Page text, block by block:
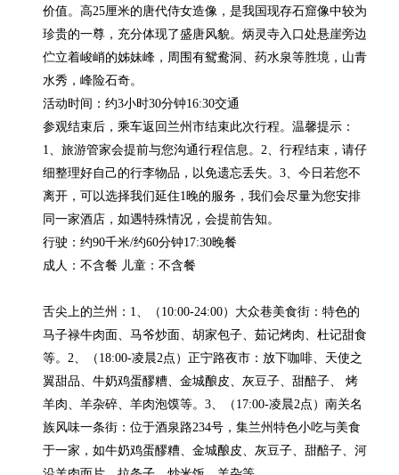
价值。高25厘米的唐代侍女造像，是我国现存石窟像中较为
珍贵的一尊，充分体现了盛唐风貌。炳灵寺入口处悬崖旁边
伫立着峻峭的姊妹峰，周围有鸳鸯洞、药水泉等胜境，山青
水秀，峰险石奇。
活动时间：约3小时30分钟16:30交通
参观结束后，乘车返回兰州市结束此次行程。温馨提示：
1、旅游管家会提前与您沟通行程信息。2、行程结束，请仔
细整理好自己的行李物品，以免遗忘丢失。3、今日若您不
离开，可以选择我们延住1晚的服务，我们会尽量为您安排
同一家酒店，如遇特殊情况，会提前告知。
行驶：约90千米/约60分钟17:30晚餐
成人：不含餐 儿童：不含餐
舌尖上的兰州：1、（10:00-24:00）大众巷美食街：特色的
马子禄牛肉面、马爷炒面、胡家包子、茹记烤肉、杜记甜食
等。2、（18:00-凌晨2点）正宁路夜市：放下咖啡、天使之
翼甜品、牛奶鸡蛋醪糟、金城酿皮、灰豆子、甜醅子、 烤
羊肉、羊杂碎、羊肉泡馍等。3、（17:00-凌晨2点）南关名
族风味一条街：位于酒泉路234号，集兰州特色小吃与美食
于一家，如牛奶鸡蛋醪糟、金城酿皮、灰豆子、甜醅子、河